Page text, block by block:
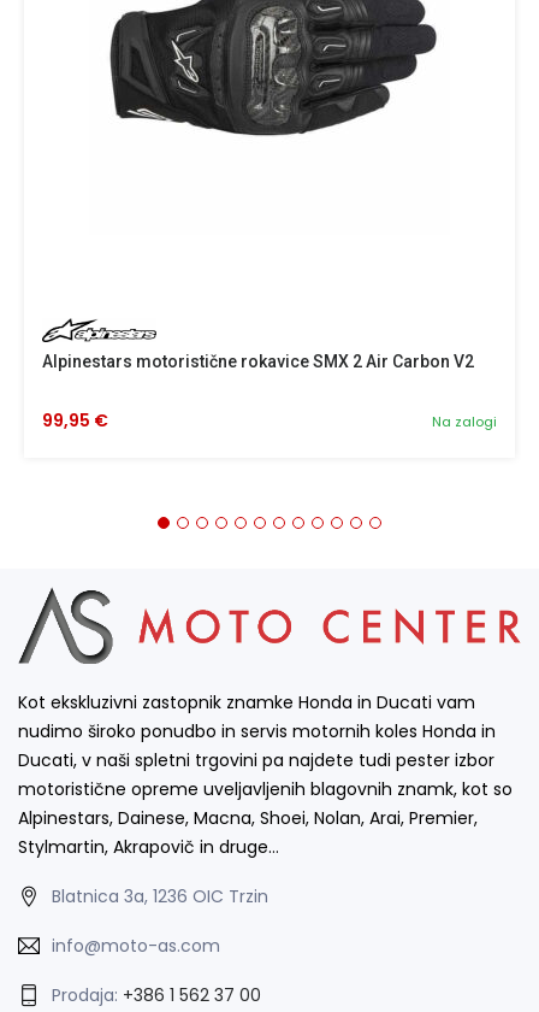
Alpinestars motoristične rokavice SMX 2 Air Carbon V2
Na zalogi
99,95 €
Kot ekskluzivni zastopnik znamke Honda in Ducati vam
nudimo široko ponudbo in servis motornih koles Honda in
Ducati, v naši spletni trgovini pa najdete tudi pester izbor
motoristične opreme uveljavljenih blagovnih znamk, kot so
Alpinestars, Dainese, Macna, Shoei, Nolan, Arai, Premier,
Stylmartin, Akrapovič in druge…
Blatnica 3a, 1236 OIC Trzin
info@moto-as.com
Prodaja: +386 1 562 37 00